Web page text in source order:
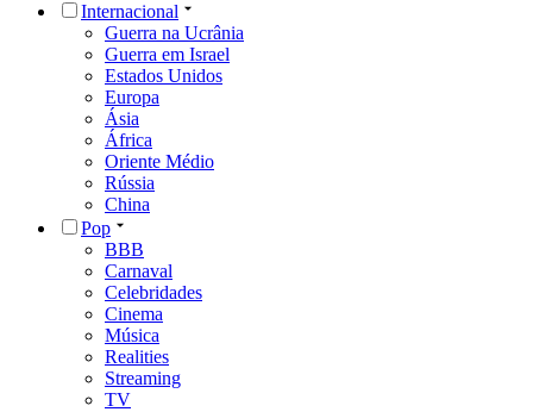
Internacional
Guerra na Ucrânia
Guerra em Israel
Estados Unidos
Europa
Ásia
África
Oriente Médio
Rússia
China
Pop
BBB
Carnaval
Celebridades
Cinema
Música
Realities
Streaming
TV